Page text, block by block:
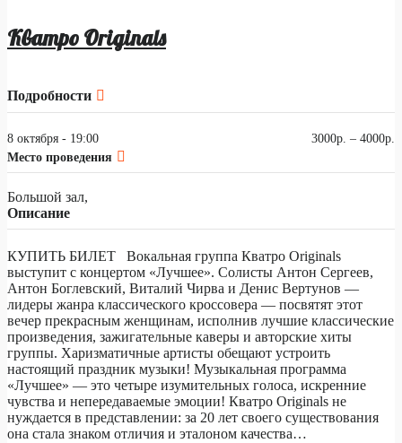
Кватро Originals
Подробности
8 октября - 19:00
3000р. – 4000р.
Место проведения
Большой зал,
Описание
КУПИТЬ БИЛЕТ Вокальная группа Кватро Originals
выступит с концертом «Лучшее». Солисты Антон Сергеев,
Антон Боглевский, Виталий Чирва и Денис Вертунов —
лидеры жанра классического кроссовера — посвятят этот
вечер прекрасным женщинам, исполнив лучшие классические
произведения, зажигательные каверы и авторские хиты
группы. Харизматичные артисты обещают устроить
настоящий праздник музыки! Музыкальная программа
«Лучшее» — это четыре изумительных голоса, искренние
чувства и непередаваемые эмоции! Кватро Originals не
нуждается в представлении: за 20 лет своего существования
она стала знаком отличия и эталоном качества…